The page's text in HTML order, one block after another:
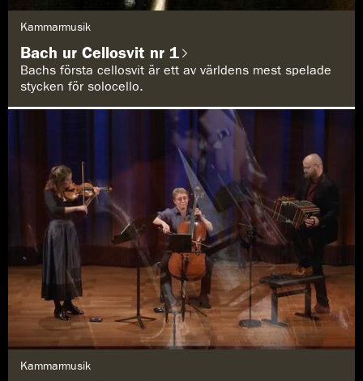
Kammarmusik
Bach ur Cellosvit nr 1
Bachs första cellosvit är ett av världens mest spelade
stycken för solocello.
Kammarmusik